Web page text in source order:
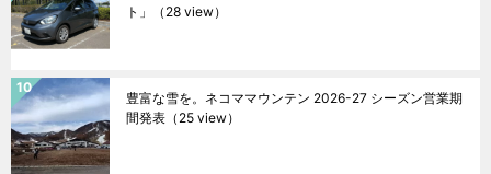
ト」
（28 view）
豊富な雪を。ネコママウンテン 2026-27 シーズン営業期
間発表 （25 view）